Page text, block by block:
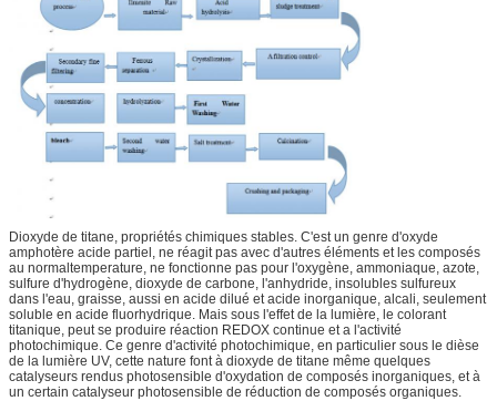
Dioxyde de titane, propriétés chimiques stables. C'est un genre d'oxyde
amphotère acide partiel, ne réagit pas avec d'autres éléments et les composés
au normaltemperature, ne fonctionne pas pour l'oxygène, ammoniaque, azote,
sulfure d'hydrogène, dioxyde de carbone, l'anhydride, insolubles sulfureux
dans l'eau, graisse, aussi en acide dilué et acide inorganique, alcali, seulement
soluble en acide fluorhydrique. Mais sous l'effet de la lumière, le colorant
titanique, peut se produire réaction REDOX continue et a l'activité
photochimique. Ce genre d'activité photochimique, en particulier sous le dièse
de la lumière UV, cette nature font à dioxyde de titane même quelques
catalyseurs rendus photosensible d'oxydation de composés inorganiques, et à
un certain catalyseur photosensible de réduction de composés organiques.